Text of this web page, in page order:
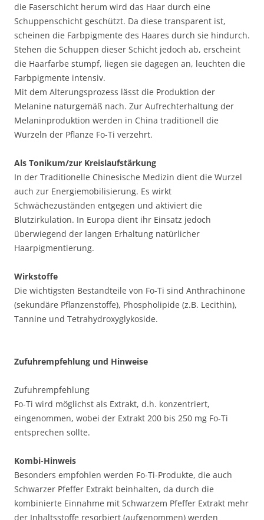
die Faserschicht herum wird das Haar durch eine
Schuppenschicht geschützt. Da diese transparent ist,
scheinen die Farbpigmente des Haares durch sie hindurch.
Stehen die Schuppen dieser Schicht jedoch ab, erscheint
die Haarfarbe stumpf, liegen sie dagegen an, leuchten die
Farbpigmente intensiv.
Mit dem Alterungsprozess lässt die Produktion der
Melanine naturgemäß nach. Zur Aufrechterhaltung der
Melaninproduktion werden in China traditionell die
Wurzeln der Pflanze Fo-Ti verzehrt.
Als Tonikum/zur Kreislaufstärkung
In der Traditionelle Chinesische Medizin dient die Wurzel
auch zur Energiemobilisierung. Es wirkt
Schwächezuständen entgegen und aktiviert die
Blutzirkulation. In Europa dient ihr Einsatz jedoch
überwiegend der langen Erhaltung natürlicher
Haarpigmentierung.
Wirkstoffe
Die wichtigsten Bestandteile von Fo-Ti sind Anthrachinone
(sekundäre Pflanzenstoffe), Phospholipide (z.B. Lecithin),
Tannine und Tetrahydroxyglykoside.
Zufuhrempfehlung und Hinweise
Zufuhrempfehlung
Fo-Ti wird möglichst als Extrakt, d.h. konzentriert,
eingenommen, wobei der Extrakt 200 bis 250 mg Fo-Ti
entsprechen sollte.
Kombi-Hinweis
Besonders empfohlen werden Fo-Ti-Produkte, die auch
Schwarzer Pfeffer Extrakt beinhalten, da durch die
kombinierte Einnahme mit Schwarzem Pfeffer Extrakt mehr
der Inhaltsstoffe resorbiert (aufgenommen) werden